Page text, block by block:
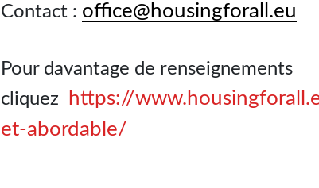
Contact : office@housingforall.eu
Pour davantage de renseignements
cliquez
https://
et-abordable/